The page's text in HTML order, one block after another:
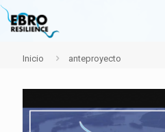
Inicio anteproyecto